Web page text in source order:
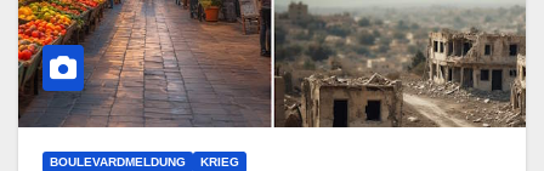
BOULEVARDMELDUNG KRIEG